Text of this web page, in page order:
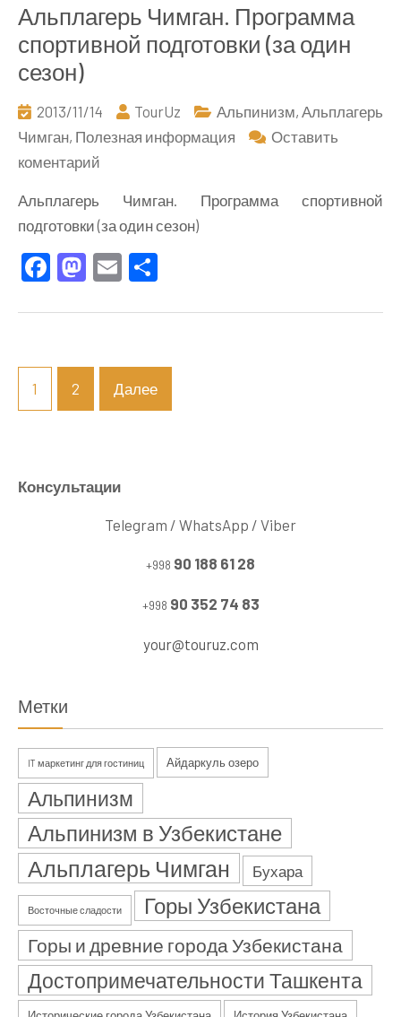
Альплагерь Чимган. Программа
спортивной подготовки (за один
сезон)
2013/11/14 TourUz Альпинизм, Альплагерь
Чимган, Полезная информация
Оставить
коментарий
Чимган.
Программа
спортивной
подготовки
(за
Альплагерь Чимган. Программа спортивной
подготовки (за один сезон)
Facebook
Mastodon
Email
Пагинация
записей
1 2 Далее
Консультации
Telegram / WhatsApp / Viber
+998 90 188 61 28
+998 90 352 74 83
your@touruz.com
Метки
IT маркетинг для гостиниц Айдаркуль озеро
Альпинизм
Альпинизм в Узбекистане
Альплагерь Чимган Бухара
Восточные сладости Горы Узбекистана
Горы и древние города Узбекистана
Достопримечательности Ташкента